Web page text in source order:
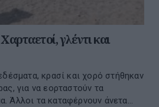
γλέντι και
κρασί και χορό στήθηκαν
για να εορταστούν τα
Άλλοι τα καταφέρνουν άνετα...